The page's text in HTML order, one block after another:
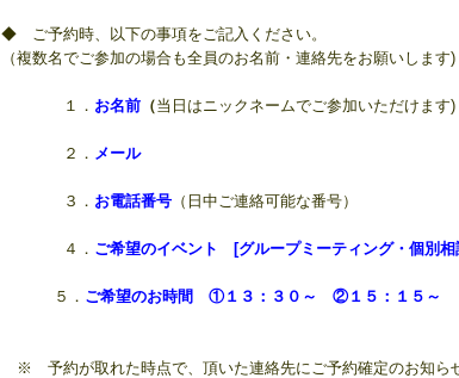
◆ ご予約時、以下の事項をご記入ください。
（複数名でご参加の場合も全員のお名前・連絡先をお願いします)
１． お名前 （当日はニックネームでご参加いただけます)
２． メール
３． お電話番号 （日中ご連絡可能な番号）
４． ご希望のイベント [グループミーティング・個別相
５． ご希望のお時間 ①１３：３０～ ②１５：１５～
※ 予約が取れた時点で、頂いた連絡先にご予約確定のお知ら